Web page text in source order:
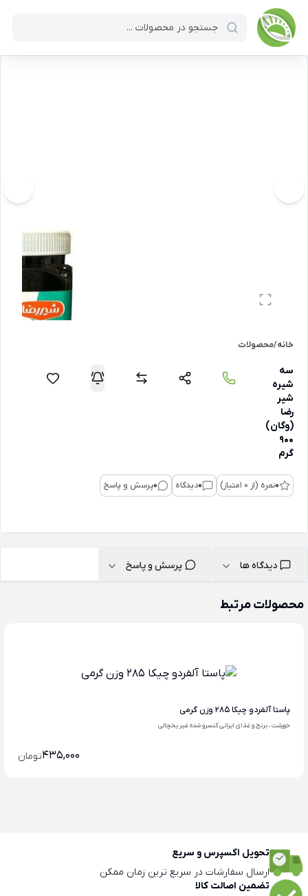
خانه/محصولات
سه
شیره
شیر
رضا
(وگان)
900
گرم
0نمره (از 0 امتیاز) 0دیدگاه 0پرسش و پاسخ
دیدگاه ها پرسش و پاسخ
محصولات مرتبط
پاستا آلفردو چیکا 285 وزن گرمی
خورشت ، برنج و غذای ایرانی کنسرو شده غیر یخچالی
435,000تومان
تحویل اکسپرس و سریع
ارسال سفارشات در سریع ترین زمان ممکن
تضمین اصالت کالا